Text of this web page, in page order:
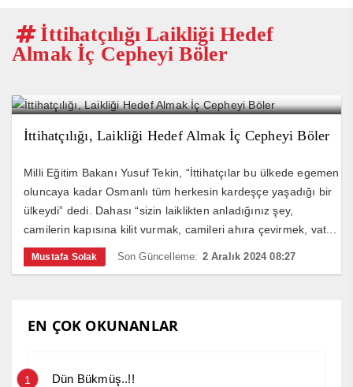
İttihatçılığı Laikliği Hedef
Almak İç Cepheyi Böler
İttihatçılığı, Laikliği Hedef Almak İç Cepheyi Böler
Milli Eğitim Bakanı Yusuf Tekin, “İttihatçılar bu ülkede egemen
oluncaya kadar Osmanlı tüm herkesin kardeşçe yaşadığı bir
ülkeydi” dedi. Dahası “sizin laiklikten anladığınız şey,
camilerin kapısına kilit vurmak, camileri ahıra çevirmek, vat...
Mustafa Solak Son Güncelleme: 2 Aralık 2024 08:27
EN ÇOK OKUNANLAR
1 Dün Bükmüş..!!